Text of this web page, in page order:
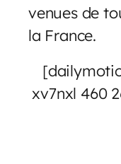
venues de
la France.
xv7nxl 460